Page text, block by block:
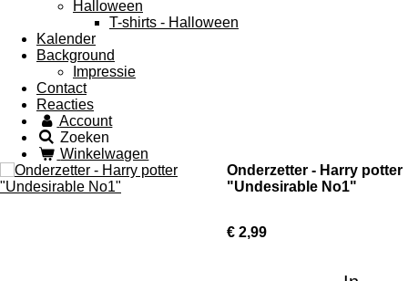
Halloween
T-shirts - Halloween
Kalender
Background
Impressie
Contact
Reacties
Account
Zoeken
Winkelwagen
Onderzetter - Harry potter
"Undesirable No1"
€ 2,99